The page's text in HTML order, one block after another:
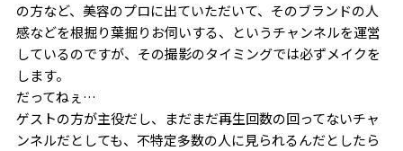
の方など、美容のプロに出ていただいて、そのブランドの人
感などを根掘り葉掘りお伺いする、というチャンネルを運営
しているのですが、その撮影のタイミングでは必ずメイクを
します。
だってねぇ…
ゲストの方が主役だし、まだまだ再生回数の回ってないチャ
ンネルだとしても、不特定多数の人に見られるんだとしたら